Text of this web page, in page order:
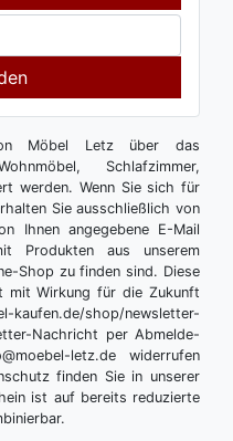
Möbel Letz über das
Schlafzimmer,
werden. Wenn Sie sich für
Sie ausschließlich von
Ihnen angegebene E-Mail
Produkten aus unserem
Shop zu finden sind. Diese
mit Wirkung für die Zukunft
shop/newsletter-
Nachricht per Abmelde-
letz.de widerrufen
finden Sie in unserer
ist auf bereits reduzierte